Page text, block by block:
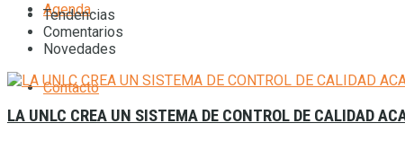
Agenda
Contacto
Tendencias
Comentarios
Novedades
LA UNLC CREA UN SISTEMA DE CONTROL DE CALIDAD